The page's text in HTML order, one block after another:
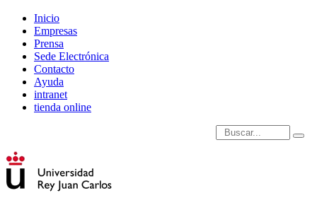
Inicio
Empresas
Prensa
Sede Electrónica
Contacto
Ayuda
intranet
tienda online
Introduce términos de